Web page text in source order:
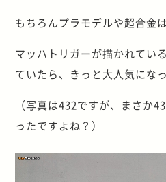
もちろんプラモデルや超合金
マッハトリガーが描かれてい
ていたら、きっと大人気にな
（写真は432ですが、まさか
ったですよね？）